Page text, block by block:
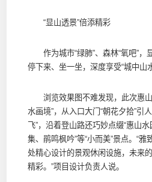
“显山透景”倍添精彩
作为城市“绿肺”、森林“氧吧”，
停下来、坐一坐，深度享受“城中山水
浏览效果图不难发现，此次惠山
水画境”，从入口大门“朝花夕拾”引
飞”，沿着登山路还巧妙点缀“惠山
集、鹃鸣枫吟”等“小而美”景点。“
处精心设计的景观休闲设施，未来
精彩。”项目设计负责人说。